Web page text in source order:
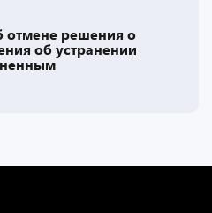
отмене решения о
об устранении